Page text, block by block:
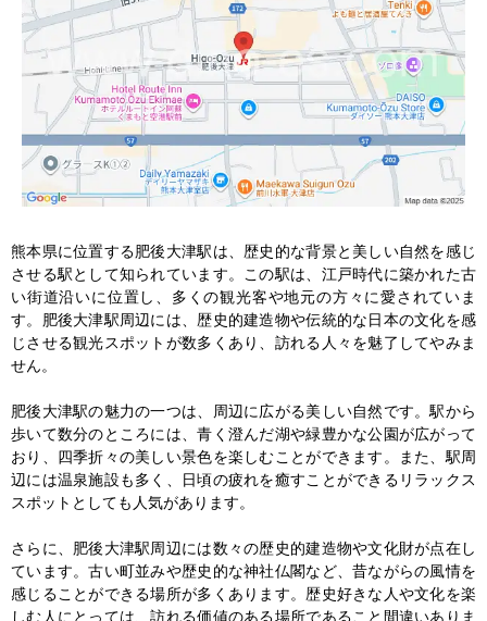
熊本県に位置する肥後大津駅は、歴史的な背景と美しい自然を感じ
させる駅として知られています。この駅は、江戸時代に築かれた古
い街道沿いに位置し、多くの観光客や地元の方々に愛されていま
す。肥後大津駅周辺には、歴史的建造物や伝統的な日本の文化を感
じさせる観光スポットが数多くあり、訪れる人々を魅了してやみま
せん。
肥後大津駅の魅力の一つは、周辺に広がる美しい自然です。駅から
歩いて数分のところには、青く澄んだ湖や緑豊かな公園が広がって
おり、四季折々の美しい景色を楽しむことができます。また、駅周
辺には温泉施設も多く、日頃の疲れを癒すことができるリラックス
スポットとしても人気があります。
さらに、肥後大津駅周辺には数々の歴史的建造物や文化財が点在し
ています。古い町並みや歴史的な神社仏閣など、昔ながらの風情を
感じることができる場所が多くあります。歴史好きな人や文化を楽
しむ人にとっては、訪れる価値のある場所であること間違いありま